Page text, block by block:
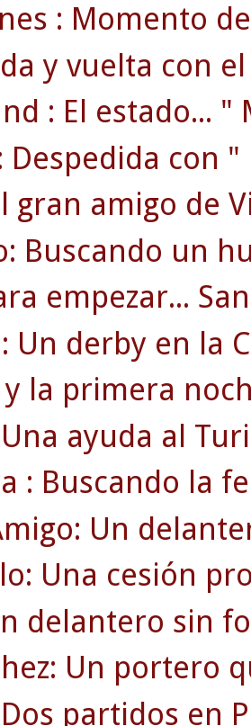
: Momento
y vuelta con
: El estado... "
Despedida con
gran amigo de
Buscando un
empezar...
Un derby en la
la primera
ayuda al
: Buscando la
Un
Una cesión
delantero sin
Un portero
partidos en